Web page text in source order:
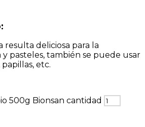
resulta deliciosa para la
pasteles, también se puede usar
etc.
500g Bionsan cantidad